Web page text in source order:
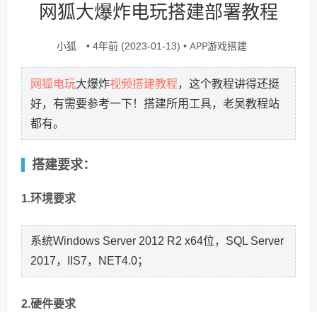
网狐大爆炸电玩搭建部署教程
小狐 • 4年前 (2023-01-13) • APP游戏搭建
网狐电玩大爆炸视频搭建教程，这个教程讲得还挺
好，有需要参考一下！搭建所用工具，老吴教程站
都有。
搭建要求：
1.环境要求
系统Windows Server 2012 R2 x64位，SQL Server
2017，IIS7，NET4.0；
2.硬件要求